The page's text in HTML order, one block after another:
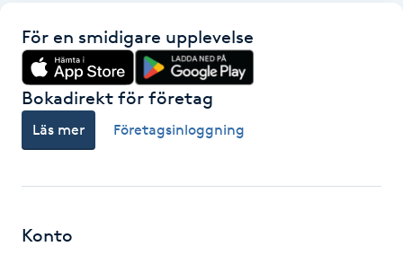
Klangmassage
Klippning
Klippning & Slingor
Klippning ungdom
Koppningsmassage
För en smidigare upplevelse
Bokadirekt för företag
Läs mer Företagsinloggning
Konto